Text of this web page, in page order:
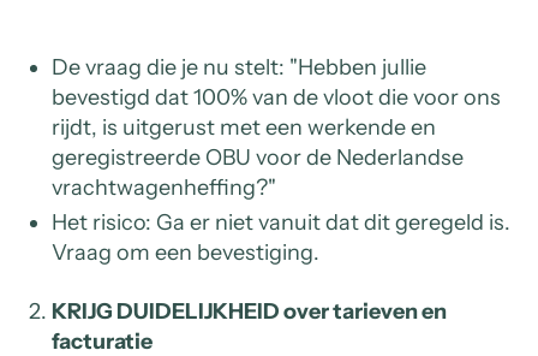
De vraag die je nu stelt: "Hebben jullie
bevestigd dat 100% van de vloot die voor ons
rijdt, is uitgerust met een werkende en
geregistreerde OBU voor de Nederlandse
vrachtwagenheffing?"
Het risico: Ga er niet vanuit dat dit geregeld is.
Vraag om een bevestiging.
KRIJG DUIDELIJKHEID over tarieven en
facturatie